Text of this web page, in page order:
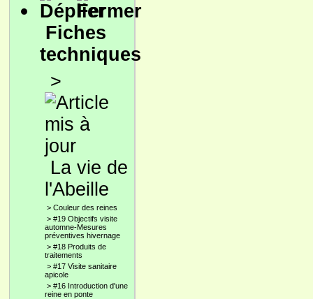
Fiches
techniques
>
La vie de
l'Abeille
> Couleur des reines
> #19 Objectifs visite
automne-Mesures
préventives hivernage
> #18 Produits de
traitements
> #17 Visite sanitaire
apicole
> #16 Introduction d'une
reine en ponte